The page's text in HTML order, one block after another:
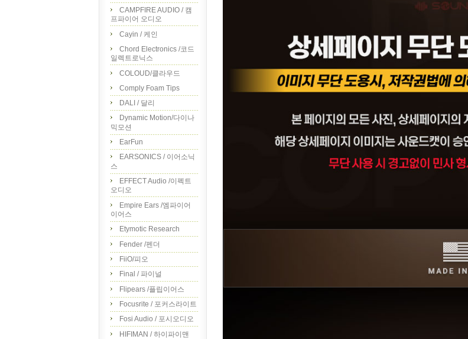
CAMPFIRE AUDIO / 캠
프파이어 오디오
Cayin / 케인
Chord Electronics /코드
일렉트로닉스
COLOUD/클라우드
Comply Foam Tips
DALI / 달리
Dynamic Motion/다이나
믹모션
EarFun
EARSONICS / 이어소닉
스
EFFECT Audio /이펙트
오디오
Empire Ears /엠파이어
이어스
Etymotic Research
Fender /펜더
FiiO/피오
Final / 파이널
Flipears /플립이어스
Focusrite / 포커스라이트
Fosi Audio / 포시오디오
HIFIMAN / 하이파이맨